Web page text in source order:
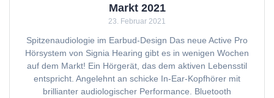
Markt 2021
23. Februar 2021
Spitzenaudiologie im Earbud-Design Das neue Active Pro
Hörsystem von Signia Hearing gibt es in wenigen Wochen
auf dem Markt! Ein Hörgerät, das dem aktiven Lebensstil
entspricht. Angelehnt an schicke In-Ear-Kopfhörer mit
brillianter audiologischer Performance. Bluetooth